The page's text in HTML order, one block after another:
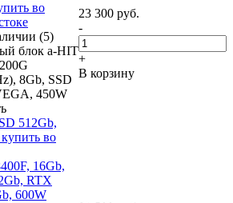
во
(5)
блок a-HIT
8Gb, SSD
450W
23 300 руб.
-
+
В корзину
512Gb,
во
16Gb,
RTX
600W